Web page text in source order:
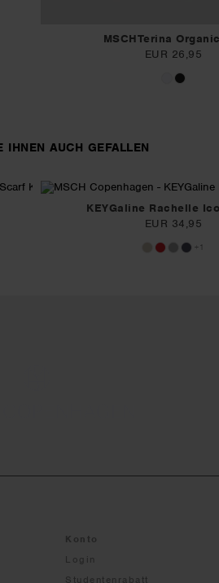
MSCHTerina
EUR 26,95
IHNEN AUCH GEFALLEN
KEYGaline Rachelle
EUR 34,95
+1
Konto
Login
Studentenrabatt